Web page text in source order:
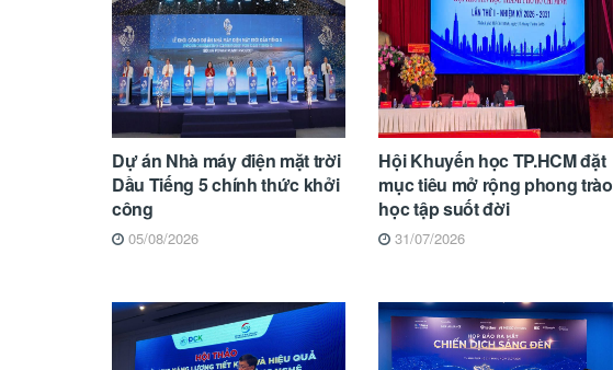
Dự án Nhà máy điện mặt trời
Dầu Tiếng 5 chính thức khởi
công
05/08/2026
Hội Khuyến học TP.HCM đặt
mục tiêu mở rộng phong trào
học tập suốt đời
31/07/2026